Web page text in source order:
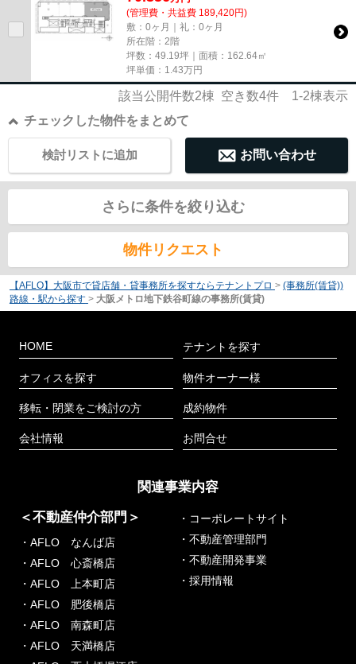
(管理費・共益費 189,420円)
敷：0ヶ月｜礼：0ヶ月
所在階：2階
坪数：49.19坪｜面積：162.64㎡
坪単価： 1.43万円
該当公開件数2棟 空き数4件 1-2棟表示
チェックした物件をまとめて
お問い合わせ
検討リストに追加
さらに条件を絞り込む
物件リクエスト
【AFLO】大阪市で貸店舗・貸事務所を探すならテナントプロ > (事務所(賃貸))
路線・駅から探す > 大阪メトロ地下鉄谷町線の事務所(賃貸)
HOME
オフィスを探す
移転・閉業をご検討の方
会社情報
テナントを探す
物件オーナー様
成約物件
お問合せ
関連事業内容
＜不動産仲介部門＞
・AFLO なんば店
・AFLO 心斎橋店
・AFLO 上本町店
・AFLO 肥後橋店
・AFLO 南森町店
・AFLO 天満橋店
・コーポレートサイト
・不動産管理部門
・不動産開発事業
・採用情報